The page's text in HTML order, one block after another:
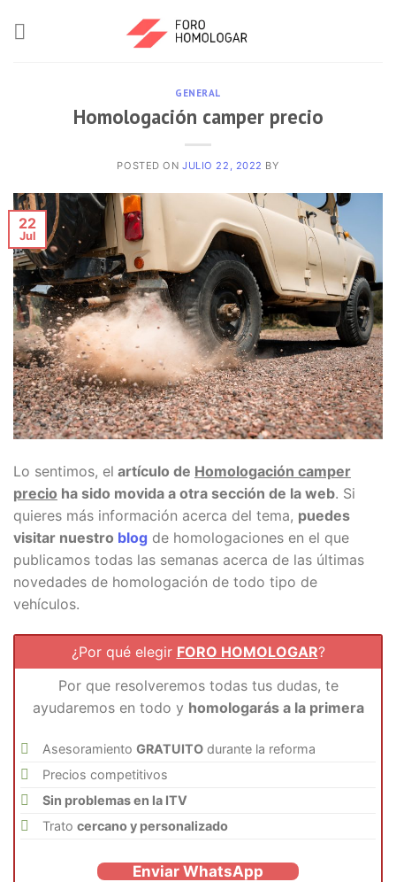
GENERAL
Homologación camper precio
POSTED ONJULIO 22, 2022 BY
22
Jul
Lo sentimos, el artículo de Homologación camper
precio ha sido movida a otra sección de la web. Si
quieres más información acerca del tema, puedes
visitar nuestro blog de homologaciones en el que
publicamos todas las semanas acerca de las últimas
novedades de homologación de todo tipo de
vehículos.
¿Por qué elegir FORO HOMOLOGAR?
Por que resolveremos todas tus dudas, te
ayudaremos en todo y homologarás a la primera
AsesoramientoGRATUITO durante la reforma
Precios competitivos
Sin problemas en la ITV
Tratocercano y personalizado
Enviar WhatsApp